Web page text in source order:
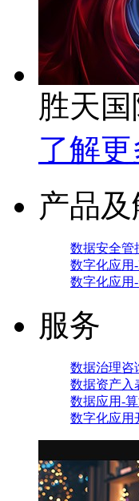
胜天
了解更
产品
数据安全管
数字化应用
数字化应用
服务
数据治理咨
数据资产入
数据应用-
数字化应用